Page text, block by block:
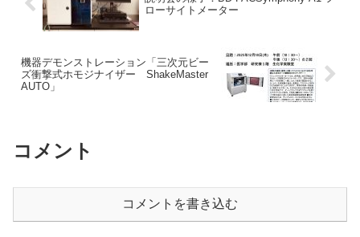
ローサイトメーター
機器デモンストレーション「三次元ビー
ズ衝撃式ホモジナイザー ShakeMaster
AUTO」
コメント
コメントを書き込む